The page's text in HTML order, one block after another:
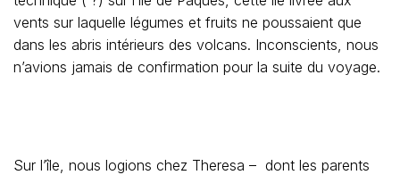
vents sur laquelle légumes et fruits ne poussaient que
dans les abris intérieurs des volcans. Inconscients, nous
n’avions jamais de confirmation pour la suite du voyage.
Sur l’île, nous logions chez Theresa – dont les parents